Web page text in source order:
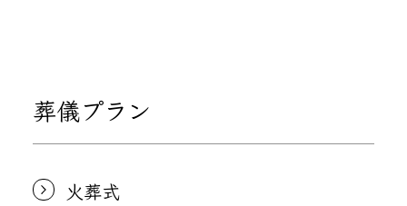
葬儀プラン
火葬式